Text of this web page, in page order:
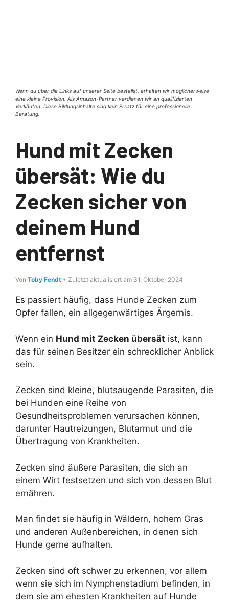
Wenn du über die Links auf unserer Seite bestellst, erhalten wir möglicherweise
eine kleine Provision. Als Amazon-Partner verdienen wir an qualifizierten
Verkäufen. Diese Bildungsinhalte sind kein Ersatz für eine professionelle
Beratung.
Hund mit Zecken
übersät: Wie du
Zecken sicher von
deinem Hund
entfernst
Von Toby Fendt • Zuletzt aktualisiert am 31. Oktober 2024
Es passiert häufig, dass Hunde Zecken zum
Opfer fallen, ein allgegenwärtiges Ärgernis.
Wenn ein Hund mit Zecken übersät ist, kann
das für seinen Besitzer ein schrecklicher Anblick
sein.
Zecken sind kleine, blutsaugende Parasiten, die
bei Hunden eine Reihe von
Gesundheitsproblemen verursachen können,
darunter Hautreizungen, Blutarmut und die
Übertragung von Krankheiten.
Zecken sind äußere Parasiten, die sich an
einem Wirt festsetzen und sich von dessen Blut
ernähren.
Man findet sie häufig in Wäldern, hohem Gras
und anderen Außenbereichen, in denen sich
Hunde gerne aufhalten.
Zecken sind oft schwer zu erkennen, vor allem
wenn sie sich im Nymphenstadium befinden, in
dem sie am ehesten Krankheiten auf Hunde